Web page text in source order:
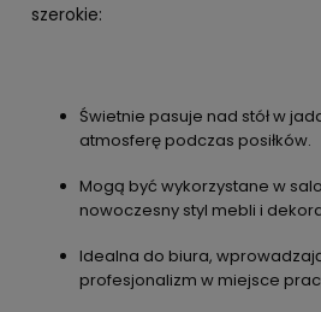
szerokie:
Świetnie pasuje nad stół w
atmosferę podczas posiłków.
Mogą być wykorzystane w
nowoczesny styl mebli i
Idealna do biura,
profesjonalizm w miejsce